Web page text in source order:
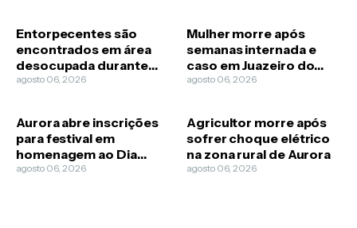
Entorpecentes são
encontrados em área
desocupada durante
diligência policial em
agosto 06, 2026
Mulher morre após
semanas internada e
caso em Juazeiro do
Norte passa a ser
agosto 06, 2026
Aurora abre inscrições
para festival em
homenagem ao Dia
Municipal do Cantador
agosto 06, 2026
Agricultor morre após
sofrer choque elétrico
na zona rural de Aurora
agosto 06, 2026